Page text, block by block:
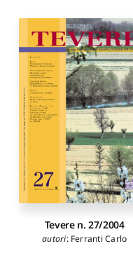
Tevere n. 27/2004
autori: Ferranti Carlo